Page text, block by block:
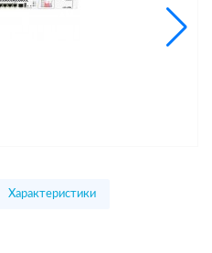
Характеристики